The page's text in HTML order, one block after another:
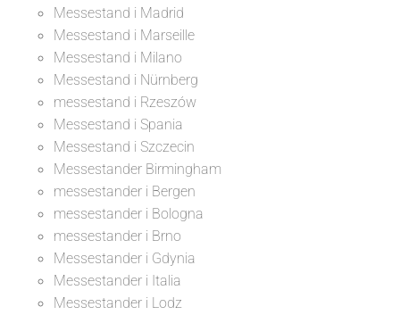
Messestand i Madrid
Messestand i Marseille
Messestand i Milano
Messestand i Nürnberg
messestand i Rzeszów
Messestand i Spania
Messestand i Szczecin
Messestander Birmingham
messestander i Bergen
messestander i Bologna
messestander i Brno
Messestander i Gdynia
Messestander i Italia
Messestander i Lodz